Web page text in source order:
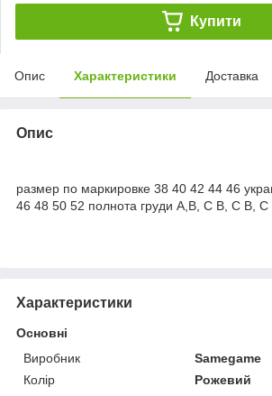
Купити
Опис Характеристики Доставка
Опис
размер по маркировке 38 40 42 44 46
46 48 50 52 полнота груди A,B, С B, С B, C
Характеристики
Основні
Виробник
Samegame
Колір
Рожевий